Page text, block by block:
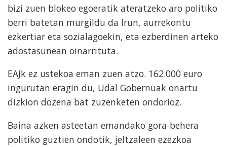
bizi zuen blokeo egoeratik ateratzeko aro politiko
berri batetan murgildu da Irun, aurrekontu
ezkertiar eta sozialagoekin, eta ezberdinen arteko
adostasunean oinarrituta.
EAJk ez ustekoa eman zuen atzo. 162.000 euro
ingurutan eragin du, Udal Gobernuak onartu
dizkion dozena bat zuzenketen ondorioz.
Baina azken asteetan emandako gora-behera
politiko guztien ondotik, jeltzaleen ezezkoa